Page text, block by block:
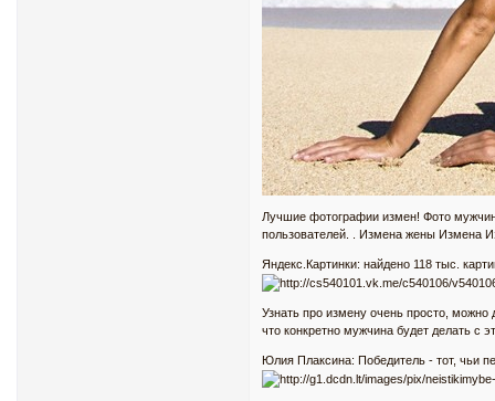
Лучшие фотографии измен! Фото
пользователей. . Измена жены Измена
Яндекс.Картинки: найдено 118 тыс.
Узнать про измену очень просто,
что конкретно мужчина будет делать с
Юлия Плаксина: Победитель - тот, чьи